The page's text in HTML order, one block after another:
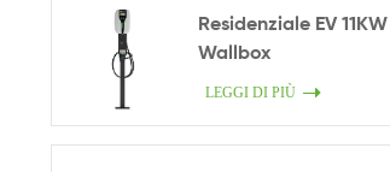
Residenziale EV 11KW
Wallbox
.caricabatterie
LEGGI DI PIÙ